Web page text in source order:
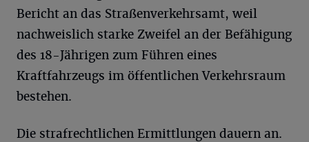
Bericht an das Straßenverkehrsamt, weil
nachweislich starke Zweifel an der Befähigung
des 18-Jährigen zum Führen eines
Kraftfahrzeugs im öffentlichen Verkehrsraum
bestehen.
Die strafrechtlichen Ermittlungen dauern an.